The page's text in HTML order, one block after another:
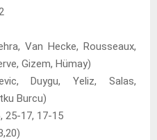
Van Hecke, Rousseaux,
Gizem, Hümay)
Duygu, Yeliz, Salas,
Burcu)
25-17, 17-15